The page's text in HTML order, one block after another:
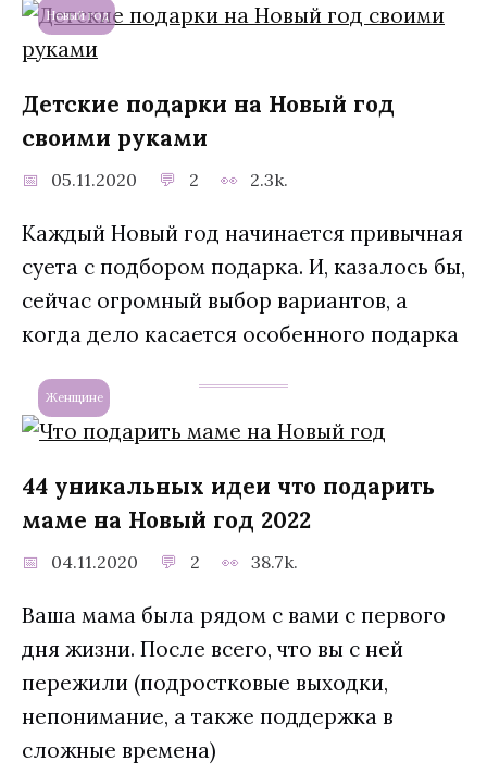
Новый год
Детские подарки на Новый год
своими руками
05.11.2020 2 2.3k.
Каждый Новый год начинается привычная
суета с подбором подарка. И, казалось бы,
сейчас огромный выбор вариантов, а
когда дело касается особенного подарка
Женщине
44 уникальных идеи что подарить
маме на Новый год 2022
04.11.2020 2 38.7k.
Ваша мама была рядом с вами с первого
дня жизни. После всего, что вы с ней
пережили (подростковые выходки,
непонимание, а также поддержка в
сложные времена)